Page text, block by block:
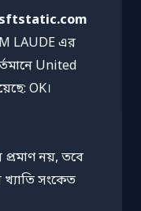
LAUDE এর
United
OK।
প্রমাণ নয়, তবে
সংকেত